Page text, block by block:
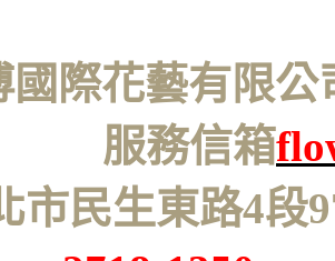
國際花藝有限
服務信箱
市民生東路4